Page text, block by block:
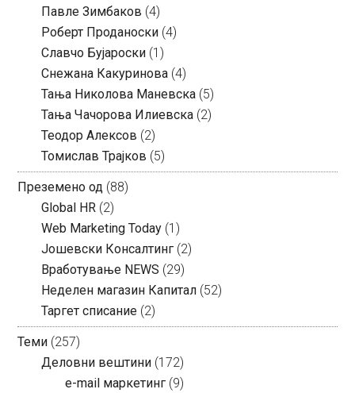
Павле Зимбаков (4)
Роберт Проданоски (4)
Славчо Бујароски (1)
Снежана Какуринова (4)
Тања Николова Маневска (5)
Тања Чачорова Илиевска (2)
Теодор Алексов (2)
Томислав Трајков (5)
Преземено од (88)
Global HR (2)
Web Marketing Today (1)
Јошевски Консалтинг (2)
Вработување NEWS (29)
Неделен магазин Капитал (52)
Таргет списание (2)
Теми (257)
Деловни вештини (172)
e-mail маркетинг (9)